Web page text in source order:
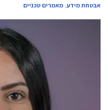
אבטחת מידע, מאמרים טכניים